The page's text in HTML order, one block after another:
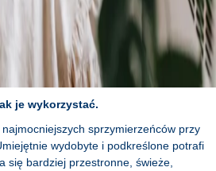
je wykorzystać.
sprzymierzeńców przy
wydobyte i podkreślone potrafi
się bardziej przestronne, świeże,